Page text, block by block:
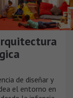
de diseñar y
el entorno en